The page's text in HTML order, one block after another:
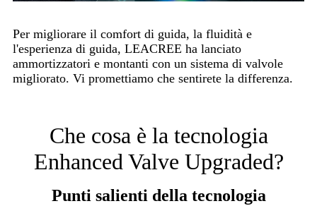
Per migliorare il comfort di guida, la fluidità e
l'esperienza di guida, LEACREE ha lanciato
ammortizzatori e montanti con un sistema di valvole
migliorato. Vi promettiamo che sentirete la differenza.
Che cosa è la tecnologia
Enhanced Valve Upgraded?
Punti salienti della tecnologia